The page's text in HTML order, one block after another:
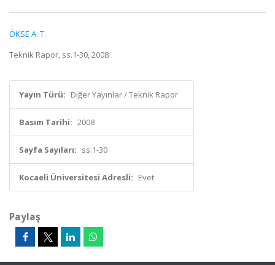
ÖKSE A. T.
Teknik Rapor, ss.1-30, 2008
Yayın Türü: Diğer Yayınlar / Teknik Rapor
Basım Tarihi: 2008
Sayfa Sayıları: ss.1-30
Kocaeli Üniversitesi Adresli: Evet
Paylaş